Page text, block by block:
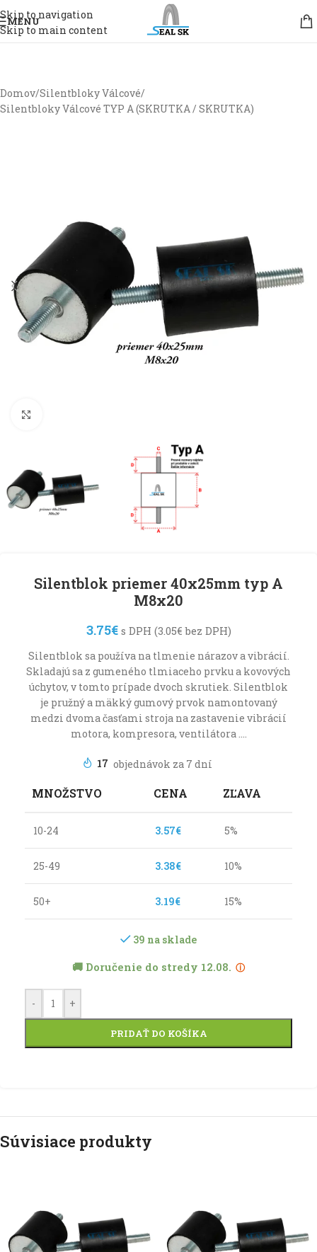
Skip to navigation
Skip to main content
MENU
Domov/Silentbloky Válcové/
Silentbloky Válcové TYP A (SKRUTKA / SKRUTKA)
Silentblok priemer 40x25mm typ A
M8x20
3.75€ s DPH (3.05€ bez DPH)
Silentblok sa používa na tlmenie nárazov a vibrácií.
Skladajú sa z gumeného tlmiaceho prvku a kovových
úchytov, v tomto prípade dvoch skrutiek. Silentblok
je pružný a mäkký gumový prvok namontovaný
medzi dvoma časťami stroja na zastavenie vibrácií
motora, kompresora, ventilátora ….
17
MNOŽSTVO CENA ZĽAVA
10-24 3.57€ 5%
25-49 3.38€ 10%
50+ 3.19€ 15%
39 na sklade
🚚 Doručenie do stredy 12.08. ⓘ
- +
PRIDAŤ DO KOŠÍKA
Súvisiace produkty